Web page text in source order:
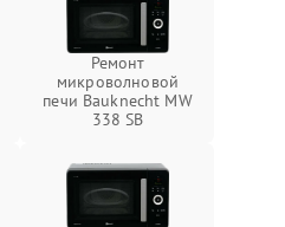
Ремонт
микроволновой
печи Bauknecht MW
338 SB